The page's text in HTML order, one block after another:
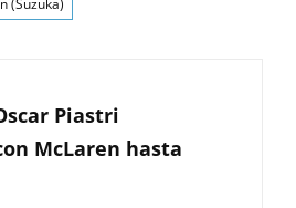
(Suzuka)
Piastri
McLaren hasta